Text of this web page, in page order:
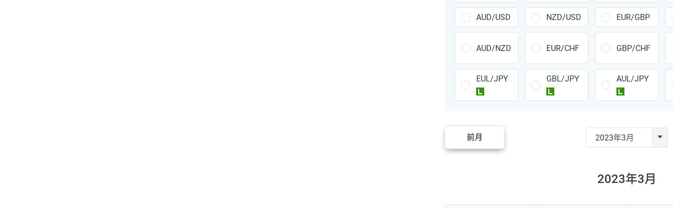
CHF/JPY 34円
PLN/JPY 35円
HUF/JPY 16円
ZAR/JPY 130円
MXN/JPY 140円
AUD/USD NZD/USD EUR/GBP
AUD/NZD EUR/CHF GBP/CHF
EUL/JPY
GBL/JPY
AUL/JPY
前月
2023年3月